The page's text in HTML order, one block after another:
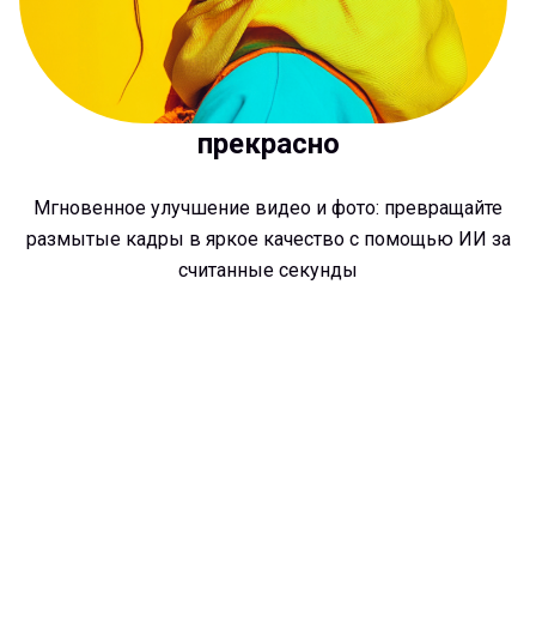
прекрасно
Мгновенное улучшение видео и фото: превращайте
размытые кадры в яркое качество с помощью ИИ за
считанные секунды